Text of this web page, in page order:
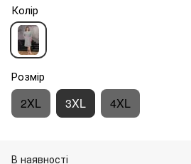
Колір
Розмір
2XL 3XL 4XL
В наявності